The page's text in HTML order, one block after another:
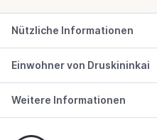
Nützliche Informationen
Einwohner von Druskininkai
Weitere Informationen